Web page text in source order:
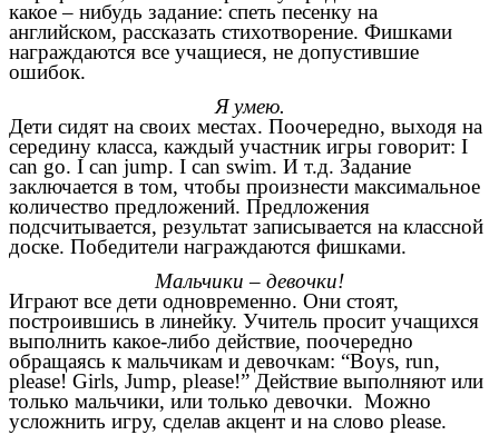
какое – нибудь задание: спеть песенку на
английском, рассказать стихотворение. Фишками
награждаются все учащиеся, не допустившие
ошибок.
Я умею.
Дети сидят на своих местах. Поочередно, выходя на
середину класса, каждый участник игры говорит: I
can go. I can jump. I can swim. И т.д. Задание
заключается в том, чтобы произнести максимальное
количество предложений. Предложения
подсчитывается, результат записывается на классной
доске. Победители награждаются фишками.
Мальчики – девочки!
Играют все дети одновременно. Они стоят,
построившись в линейку. Учитель просит учащихся
выполнить какое-либо действие, поочередно
обращаясь к мальчикам и девочкам: “Boys, run,
please! Girls, Jump, please!” Действие выполняют или
только мальчики, или только девочки. Можно
усложнить игру, сделав акцент и на слово please.